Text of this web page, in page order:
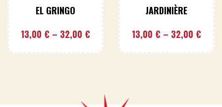
EL GRINGO
13,00 € – 32,00 €
JARDINIÈRE
13,00 € – 32,00 €